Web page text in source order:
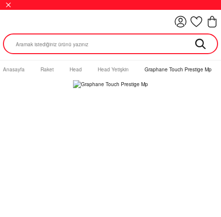
Anasayfa Raket Head Head Yetişkin Graphane Touch Prestige Mp